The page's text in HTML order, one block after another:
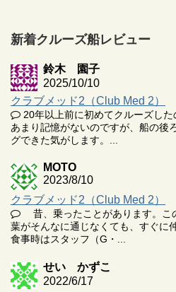
新着クルーズ船レビュー
鈴木 園子
2025/10/10
クラブメッド2（Club Med 2）
20年以上前に初めてクルーズし
あまり記憶がないのですが、船の後
グできた気がします。...
MOTO
2023/8/10
クラブメッド2（Club Med 2）
昔、乗ったことがあります。こ
葉がそんなに通じなくても、すぐに
食事時はスタッフ（G・...
せい かずこ
2022/6/17